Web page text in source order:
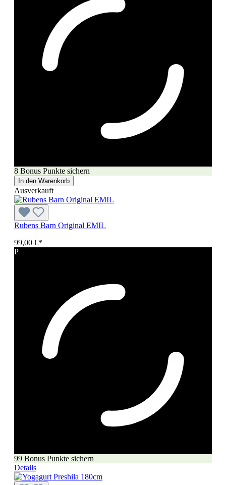
8 Bonus Punkte sichern
In den Warenkorb
Ausverkauft
Rubens Barn Original EMIL
99,00 €*
P
99 Bonus Punkte sichern
Details